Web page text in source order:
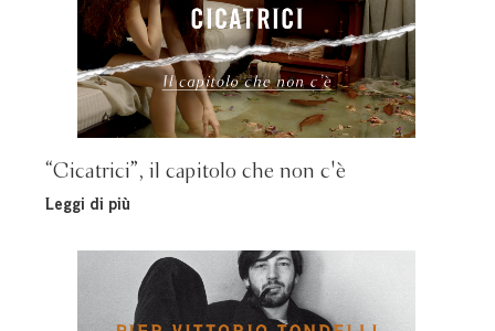
“Cicatrici”, il capitolo che non c'è
Leggi di più